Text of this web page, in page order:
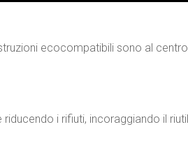
ecocompatibili sono al
i rifiuti, incoraggiando il